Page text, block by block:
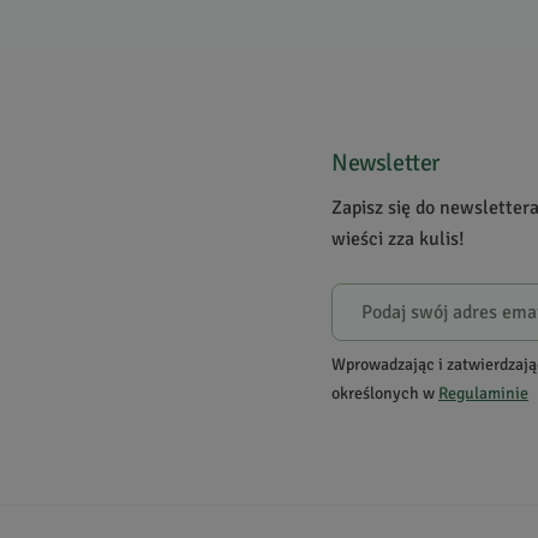
kobiet,
Mamy
gurmar ,
winogron
,
Newsletter
Zapisz się do
wieści zza kulis!
Wprowadzając i
określonych w Regulaminie